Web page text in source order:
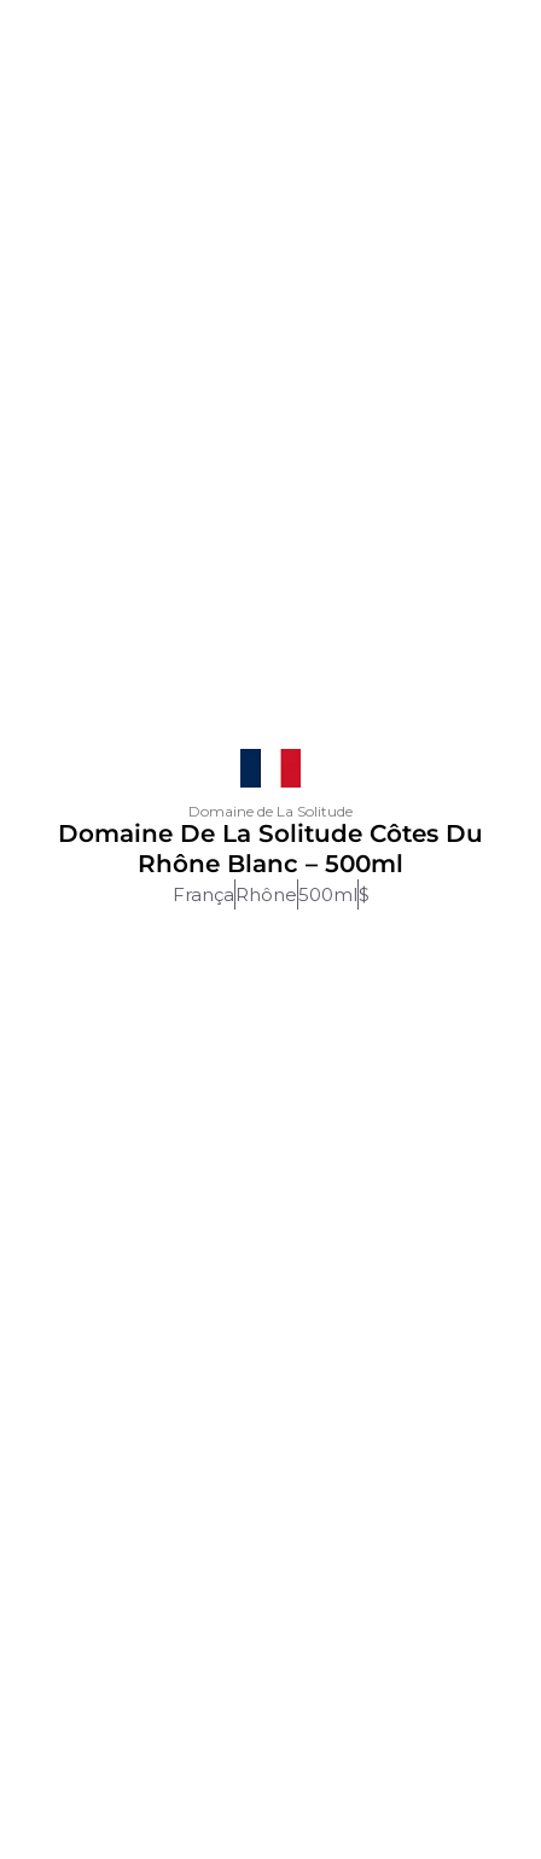
Domaine de La Solitude
Domaine De La Solitude Côtes Du
Rhône Blanc – 500ml
França Rhône500ml$